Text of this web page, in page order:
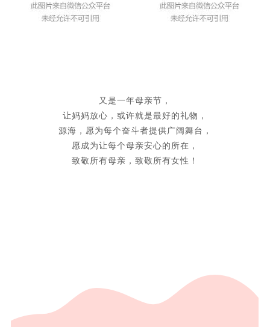
又是一年母亲节，
让妈妈放心，或许就是最好的礼物，
源海，愿为每个奋斗者提供广阔舞台，
愿成为让每个母亲安心的所在，
致敬所有母亲，致敬所有女性！